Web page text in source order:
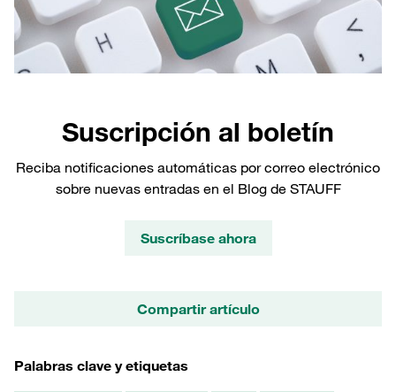
Suscripción al boletín
Reciba notificaciones automáticas por correo electrónico
sobre nuevas entradas en el Blog de STAUFF
Suscríbase ahora
Compartir artículo
Palabras clave y etiquetas